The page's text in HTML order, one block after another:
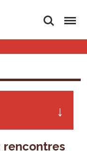
Rechercher
Menu
rencontres